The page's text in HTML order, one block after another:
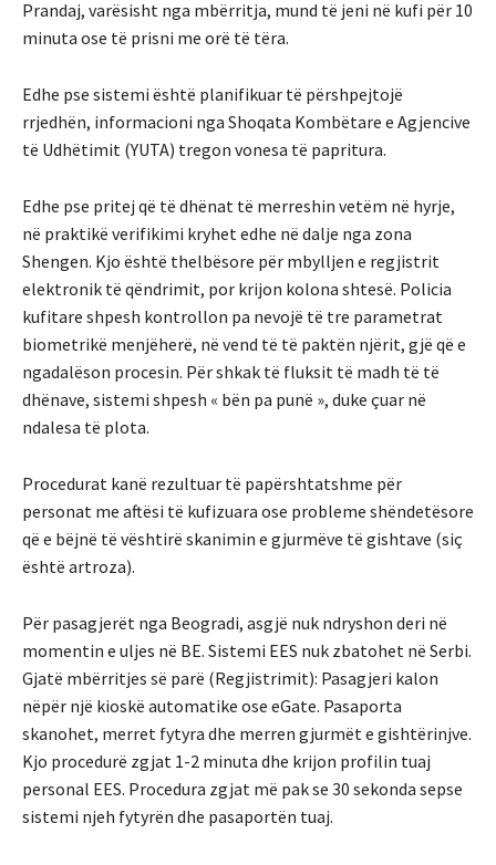
Prandaj, varësisht nga mbërritja, mund të jeni në kufi për 10
minuta ose të prisni me orë të tëra.
Edhe pse sistemi është planifikuar të përshpejtojë
rrjedhën, informacioni nga Shoqata Kombëtare e Agjencive
të Udhëtimit (YUTA) tregon vonesa të papritura.
Edhe pse pritej që të dhënat të merreshin vetëm në hyrje,
në praktikë verifikimi kryhet edhe në dalje nga zona
Shengen. Kjo është thelbësore për mbylljen e regjistrit
elektronik të qëndrimit, por krijon kolona shtesë. Policia
kufitare shpesh kontrollon pa nevojë të tre parametrat
biometrikë menjëherë, në vend të të paktën njërit, gjë që e
ngadalëson procesin. Për shkak të fluksit të madh të të
dhënave, sistemi shpesh « bën pa punë », duke çuar në
ndalesa të plota.
Procedurat kanë rezultuar të papërshtatshme për
personat me aftësi të kufizuara ose probleme shëndetësore
që e bëjnë të vështirë skanimin e gjurmëve të gishtave (siç
është artroza).
Për pasagjerët nga Beogradi, asgjë nuk ndryshon deri në
momentin e uljes në BE. Sistemi EES nuk zbatohet në Serbi.
Gjatë mbërritjes së parë (Regjistrimit): Pasagjeri kalon
nëpër një kioskë automatike ose eGate. Pasaporta
skanohet, merret fytyra dhe merren gjurmët e gishtërinjve.
Kjo procedurë zgjat 1-2 minuta dhe krijon profilin tuaj
personal EES. Procedura zgjat më pak se 30 sekonda sepse
sistemi njeh fytyrën dhe pasaportën tuaj.